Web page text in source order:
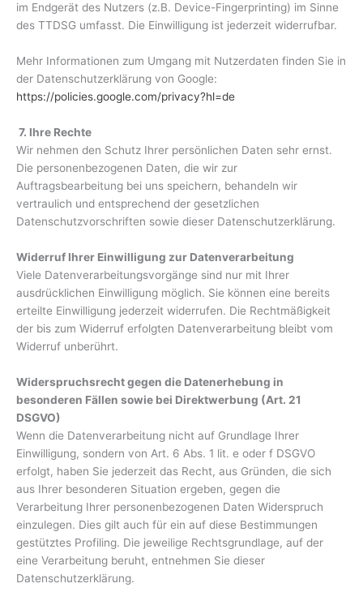
im Endgerät des Nutzers (z.B. Device-Fingerprinting) im Sinne
des TTDSG umfasst. Die Einwilligung ist jederzeit widerrufbar.
Mehr Informationen zum Umgang mit Nutzerdaten finden Sie in
der Datenschutzerklärung von Google:
https://policies.google.com/privacy?hl=de
7. Ihre Rechte
Wir nehmen den Schutz Ihrer persönlichen Daten sehr ernst.
Die personenbezogenen Daten, die wir zur
Auftragsbearbeitung bei uns speichern, behandeln wir
vertraulich und entsprechend der gesetzlichen
Datenschutzvorschriften sowie dieser Datenschutzerklärung.
Widerruf Ihrer Einwilligung zur Datenverarbeitung
Viele Datenverarbeitungsvorgänge sind nur mit Ihrer
ausdrücklichen Einwilligung möglich. Sie können eine bereits
erteilte Einwilligung jederzeit widerrufen. Die Rechtmäßigkeit
der bis zum Widerruf erfolgten Datenverarbeitung bleibt vom
Widerruf unberührt.
Widerspruchsrecht gegen die Datenerhebung in
besonderen Fällen sowie bei Direktwerbung (Art. 21
DSGVO)
Wenn die Datenverarbeitung nicht auf Grundlage Ihrer
Einwilligung, sondern von Art. 6 Abs. 1 lit. e oder f DSGVO
erfolgt, haben Sie jederzeit das Recht, aus Gründen, die sich
aus Ihrer besonderen Situation ergeben, gegen die
Verarbeitung Ihrer personenbezogenen Daten Widerspruch
einzulegen. Dies gilt auch für ein auf diese Bestimmungen
gestütztes Profiling. Die jeweilige Rechtsgrundlage, auf der
eine Verarbeitung beruht, entnehmen Sie dieser
Datenschutzerklärung.